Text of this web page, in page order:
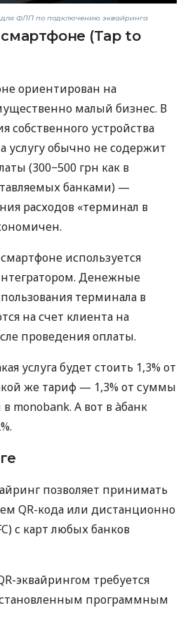
ФЛП по подключению эквайринга
(Tap to
ориентирован на
малый бизнес. В
собственного устройства
услугу обычно не содержит
(300−500 грн как в
банками) —
расходов «терминал в
используется
Денежные
терминала в
на счет клиента на
проведения оплаты.
услуга будет стоить 1,3% от
же тариф — 1,3% от суммы
monobank. А вот в àбанк
позволяет принимать
QR-кода или дистанционно
с карт любых банков
эквайрингом требуется
программным